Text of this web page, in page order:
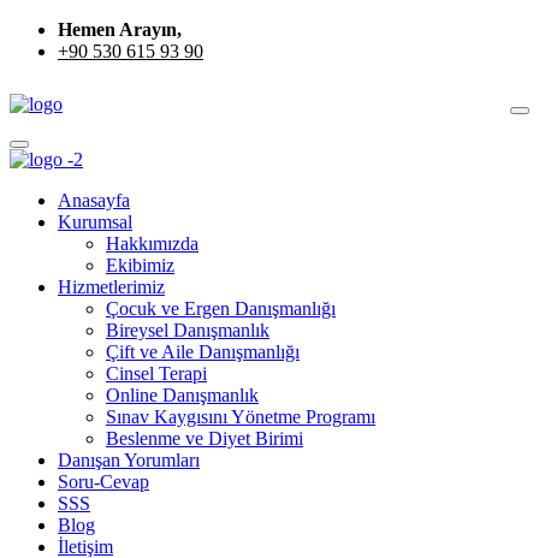
Hemen Arayın,
+90 530 615 93 90
Anasayfa
Kurumsal
Hakkımızda
Ekibimiz
Hizmetlerimiz
Çocuk ve Ergen Danışmanlığı
Bireysel Danışmanlık
Çift ve Aile Danışmanlığı
Cinsel Terapi
Online Danışmanlık
Sınav Kaygısını Yönetme Programı
Beslenme ve Diyet Birimi
Danışan Yorumları
Soru-Cevap
SSS
Blog
İletişim